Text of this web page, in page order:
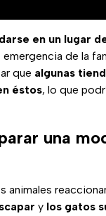
en un lugar
de la
que algunas
éstos, lo que
una
animales
y los gatos